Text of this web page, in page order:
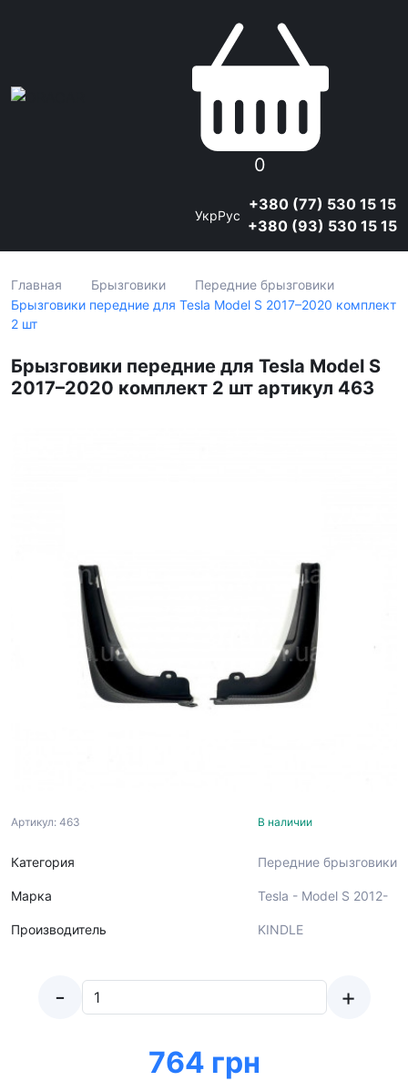
0
УкрРус
+380 (77) 530 15 15
+380 (93) 530 15 15
Главная Брызговики
Передние брызговики
Брызговики передние для Tesla Model S 2017–2020 комплект
2 шт
Брызговики передние для Tesla Model S
2017–2020 комплект 2 шт артикул 463
Артикул: 463
Категория
Марка
Производитель
В наличии
Передние брызговики
Tesla - Model S 2012-
KINDLE
- +
764 грн